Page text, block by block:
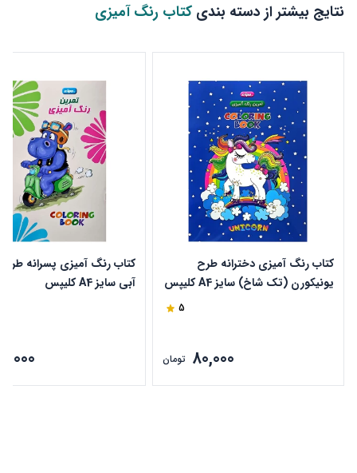
نتایج بیشتر از دسته بندی کتاب رنگ آمیزی
کتاب رنگ آمیزی دخترانه طرح
یونیکورن (تک شاخ) سایز A4 کلیپس
5
80,000 تومان
کتاب رنگ آمیزی پسرانه
آبی سایز A4 کلیپس